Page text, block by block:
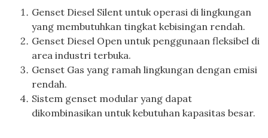
Genset Diesel Silent untuk operasi di lingkungan
yang membutuhkan tingkat kebisingan rendah.
Genset Diesel Open untuk penggunaan fleksibel di
area industri terbuka.
Genset Gas yang ramah lingkungan dengan emisi
rendah.
Sistem genset modular yang dapat
dikombinasikan untuk kebutuhan kapasitas besar.